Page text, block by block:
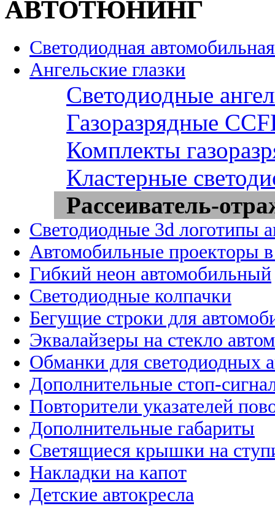
АВТОТЮНИНГ
Светодиодная
Ангельские глазки
Светодиодные
Газоразрядные
Комплекты
Кластерные
Рассеиватель-
Светодиодные 3d логотипы
Автомобильные проекторы
Гибкий неон автомобильный
Светодиодные колпачки
Бегущие строки для
Эквалайзеры на стекло
Обманки для светодиодных
Дополнительные стоп-
Повторители указателей
Дополнительные габариты
Светящиеся крышки на
Накладки на капот
Детские автокресла